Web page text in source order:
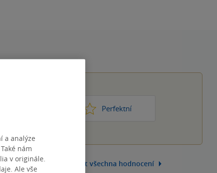
Perfektní
Zobrazit všechna hodnocení
a analýze
nám
v originále.
Ale vše